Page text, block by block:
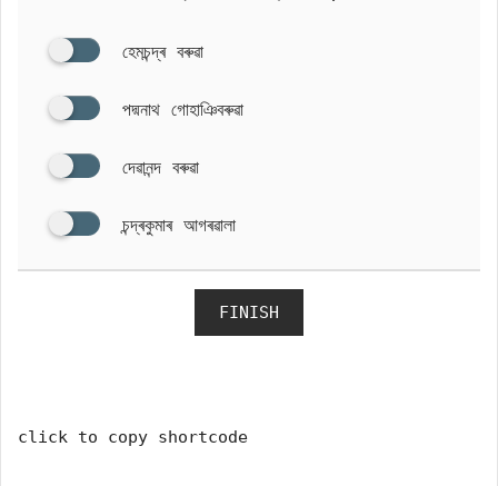
হেমচন্দ্ৰ বৰুৱা
পদ্মনাথ গোহাঞিবৰুৱা
দেৱানন্দ বৰুৱা
চন্দ্ৰকুমাৰ আগৰৱালা
FINISH
click to copy shortcode